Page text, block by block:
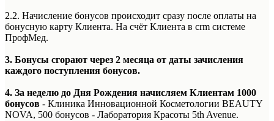
2.2. Начисление бонусов происходит сразу после оплаты на
бонусную карту Клиента. На счёт Клиента в crm системе
ПрофМед.
3. Бонусы сгорают через 2 месяца от даты зачисления
каждого поступления бонусов.
4. За неделю до Дня Рождения начисляем Клиентам 1000
бонусов - Клиника Инновационной Косметологии BEAUTY
NOVA, 500 бонусов - Лаборатория Красоты 5th Avenue.